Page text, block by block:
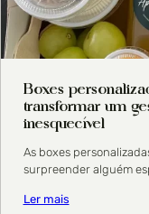
Boxes
transformar um
inesquecível
As boxes
surpreender alguém
Ler mais